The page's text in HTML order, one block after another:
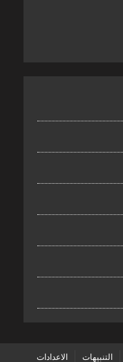
التنبيهات الاعدادات